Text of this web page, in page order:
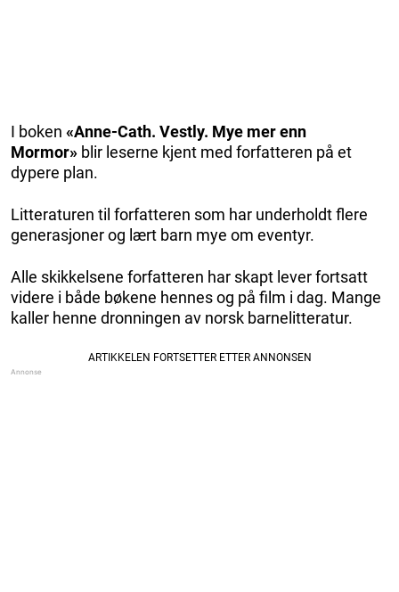
I boken «Anne-Cath. Vestly. Mye mer enn
Mormor» blir leserne kjent med forfatteren på et
dypere plan.
Litteraturen til forfatteren som har underholdt flere
generasjoner og lært barn mye om eventyr.
Alle skikkelsene forfatteren har skapt lever fortsatt
videre i både bøkene hennes og på film i dag. Mange
kaller henne dronningen av norsk barnelitteratur.